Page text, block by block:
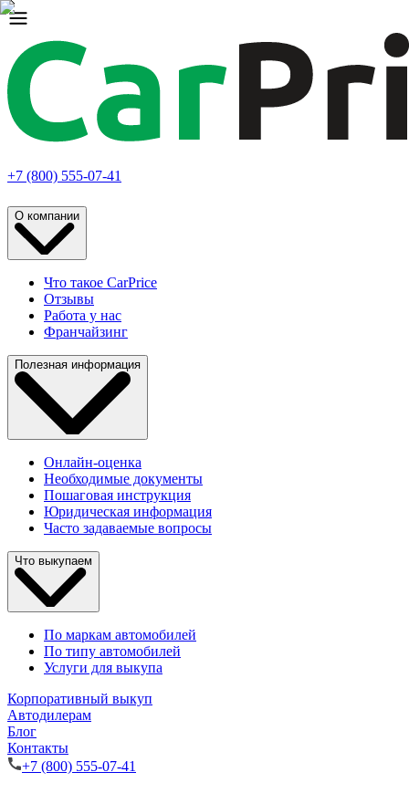
+7 (800) 555-07-41
О компании
Что такое CarPrice
Отзывы
Работа у нас
Франчайзинг
Полезная информация
Онлайн-оценка
Необходимые документы
Пошаговая инструкция
Юридическая информация
Часто задаваемые вопросы
Что выкупаем
По маркам автомобилей
По типу автомобилей
Услуги для выкупа
Корпоративный выкуп
Автодилерам
Блог
Контакты
+7 (800) 555-07-41